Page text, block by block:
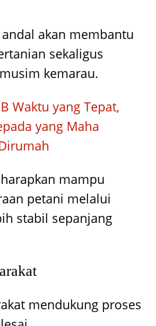
akan membantu
sekaligus
kemarau.
Waktu yang Tepat,
yang Maha
mampu
petani melalui
stabil sepanjang
mendukung proses